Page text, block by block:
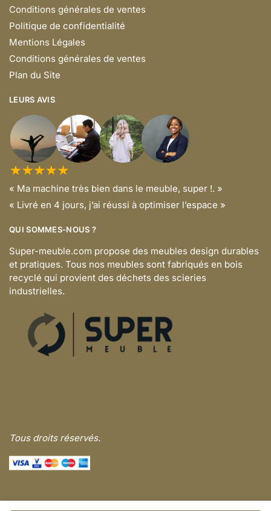
Conditions générales de ventes
Politique de confidentialité
Mentions Légales
Conditions générales de ventes
Plan du Site
LEURS AVIS
« Ma machine très bien dans le meuble, super !. »
« Livré en 4 jours, j’ai réussi à optimiser l’espace »
QUI SOMMES-NOUS ?
Super-meuble.com propose des meubles design durables
et pratiques. Tous nos meubles sont fabriqués en bois
recyclé qui provient des déchets des scieries
industrielles.
Tous droits réservés.